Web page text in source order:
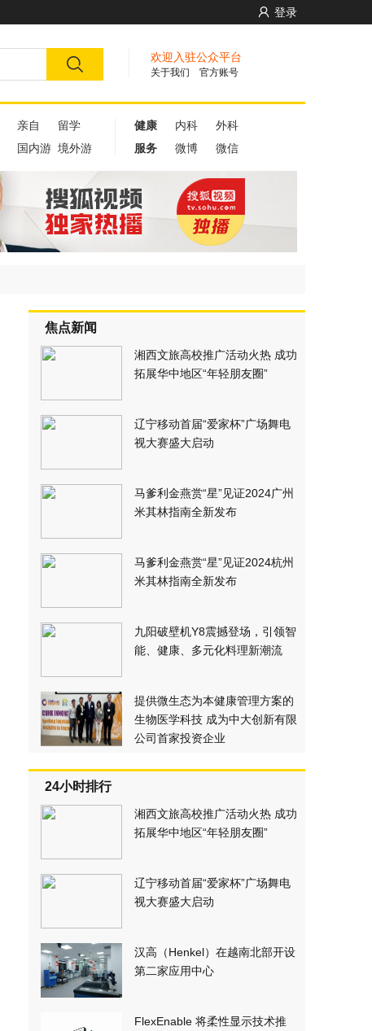
登录
欢迎入驻公众平台
关于我们 官方账号
亲自
留学
国内游 境外游
健康 内科
外科
服务
微博 微信
焦点新闻
湘西文旅高校推广活动火热 成功
拓展华中地区“年轻朋友圈”
辽宁移动首届“爱家杯”广场舞电
视大赛盛大启动
马爹利金燕赏“星”见证2024广州
米其林指南全新发布
马爹利金燕赏“星”见证2024杭州
米其林指南全新发布
九阳破壁机Y8震撼登场，引领智
能、健康、多元化料理新潮流
提供微生态为本健康管理方案的
生物医学科技 成为中大创新有限
公司首家投资企业
24小时排行
湘西文旅高校推广活动火热 成功
拓展华中地区“年轻朋友圈”
辽宁移动首届“爱家杯”广场舞电
视大赛盛大启动
汉高（Henkel）在越南北部开设
第二家应用中心
FlexEnable 将柔性显示技术推